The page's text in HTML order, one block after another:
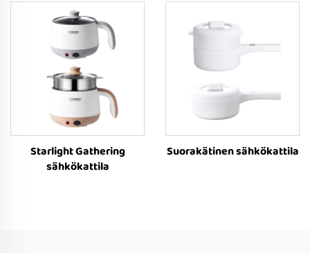
Starlight Gathering
sähkökattila
Suorakätinen sähkökattila